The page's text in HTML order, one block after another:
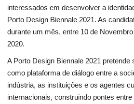
interessados em desenvolver a
Porto Design Biennale 2021. As
durante um mês, entre 10 de
2020.
A Porto Design Biennale 2021 pretende
como plataforma de diálogo entre a
indústria, as instituições e os agentes
internacionais, construindo pontes